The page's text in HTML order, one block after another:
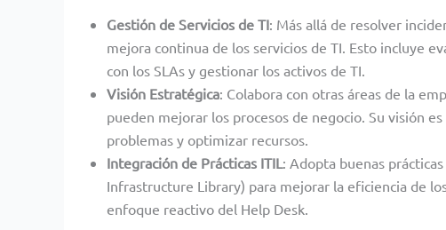
Gestión de Servicios de TI: Más allá de resolver
mejora continua de los servicios de TI. Esto incluye
con los SLAs y gestionar los activos de TI.
Visión Estratégica: Colabora con otras áreas de la
pueden mejorar los procesos de negocio. Su visión
problemas y optimizar recursos.
Integración de Prácticas ITIL: Adopta buenas
Infrastructure Library) para mejorar la eficiencia de
enfoque reactivo del Help Desk.